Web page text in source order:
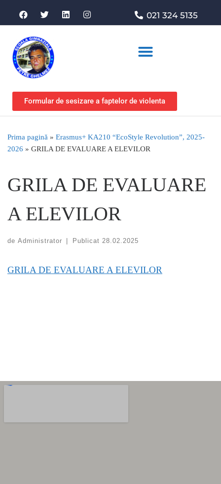
021 324 5135
Formular de sesizare a faptelor de violenta
Prima pagină » Erasmus+ KA210 “EcoStyle Revolution”, 2025-
2026 » GRILA DE EVALUARE A ELEVILOR
GRILA DE EVALUARE
A ELEVILOR
de Administrator | Publicat 28.02.2025
GRILA DE EVALUARE A ELEVILOR